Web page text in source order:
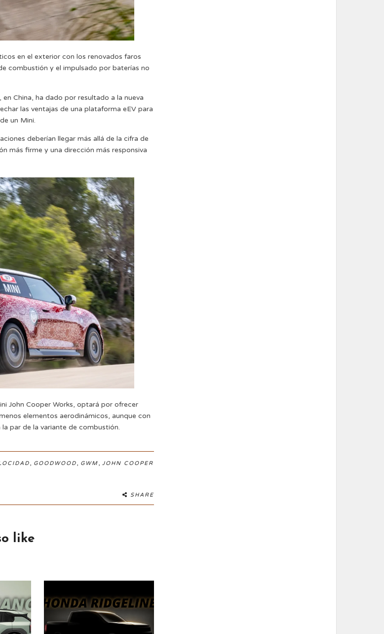
en el exterior con los renovados faros
combustión y el impulsado por baterías no
China, ha dado por resultado a la nueva
las ventajas de una plataforma eEV para
un Mini.
deberían llegar más allá de la cifra de
más firme y una dirección más responsiva
John Cooper Works, optará por ofrecer
elementos aerodinámicos, aunque con
par de la variante de combustión.
, GOODWOOD, GWM, JOHN COOPER
SHARE
like